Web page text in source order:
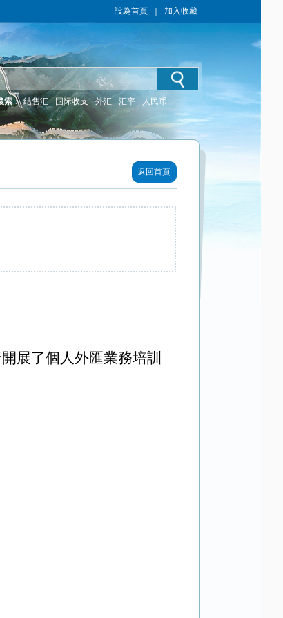
設為首頁 加入收藏
索： 结售汇 国际收支 外汇 汇率 人民币
返回首頁
展了個人外匯業務培訓